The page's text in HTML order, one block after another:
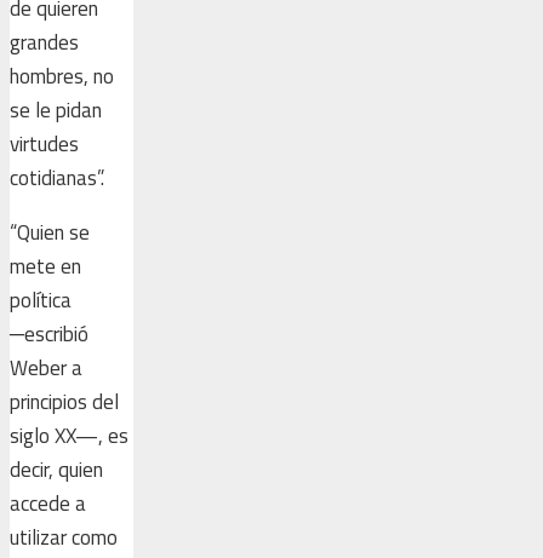
de quieren
grandes
hombres, no
se le pidan
virtudes
cotidianas”.
“Quien se
mete en
política
─escribió
Weber a
principios del
siglo XX—, es
decir, quien
accede a
utilizar como